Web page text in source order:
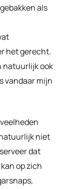
als
het gerecht.
natuurlijk ook
vandaar mijn
niet
dat
op zich